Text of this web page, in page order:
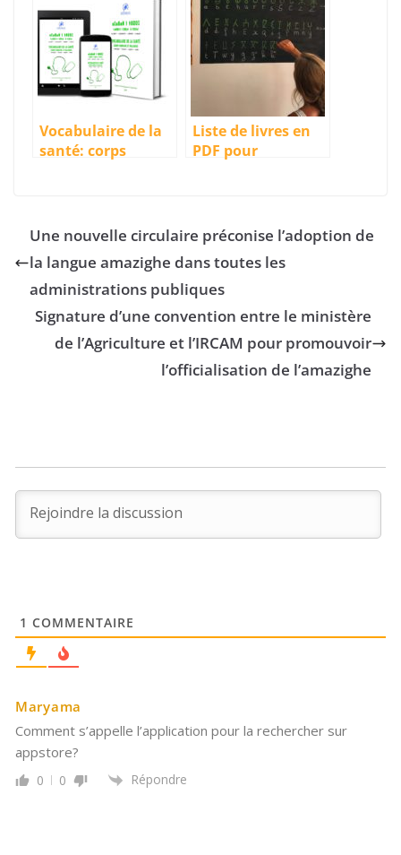
héroïne, c’est toi »
Vocabulaire de la
santé: corps
publication de
Liste de livres en
PDF pour
Une nouvelle circulaire préconise l’adoption de
la langue amazighe dans toutes les
administrations publiques
Signature d’une convention entre le ministère
de l’Agriculture et l’IRCAM pour promouvoir
l’officialisation de l’amazighe
1 COMMENTAIRE
Maryama
Comment s’appelle l’application pour la rechercher sur
appstore?
0 0 Répondre